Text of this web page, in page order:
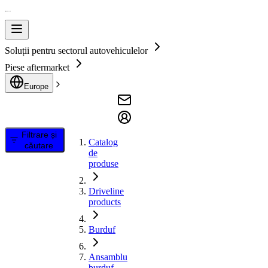
Soluții pentru sectorul autovehiculelor
Piese aftermarket
Europe
Filtrare și
căutare
Catalog
de
produse
Driveline
products
Burduf
Ansamblu